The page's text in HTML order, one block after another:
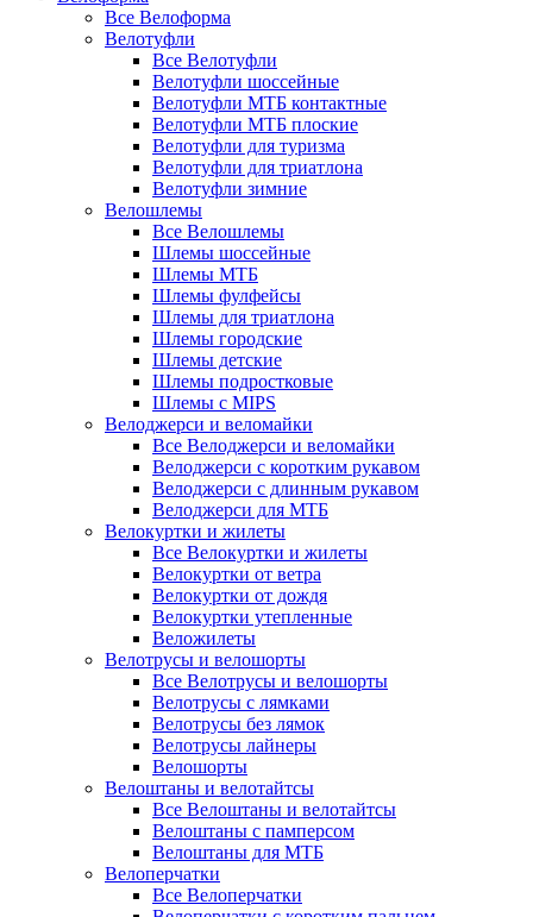
Все Велоформа
Велотуфли
Все Велотуфли
Велотуфли шоссейные
Велотуфли МТБ контактные
Велотуфли МТБ плоские
Велотуфли для туризма
Велотуфли для триатлона
Велотуфли зимние
Велошлемы
Все Велошлемы
Шлемы шоссейные
Шлемы МТБ
Шлемы фулфейсы
Шлемы для триатлона
Шлемы городские
Шлемы детские
Шлемы подростковые
Шлемы с MIPS
Велоджерси и веломайки
Все Велоджерси и веломайки
Велоджерси с коротким рукавом
Велоджерси с длинным рукавом
Велоджерси для МТБ
Велокуртки и жилеты
Все Велокуртки и жилеты
Велокуртки от ветра
Велокуртки от дождя
Велокуртки утепленные
Веложилеты
Велотрусы и велошорты
Все Велотрусы и велошорты
Велотрусы с лямками
Велотрусы без лямок
Велотрусы лайнеры
Велошорты
Велоштаны и велотайтсы
Все Велоштаны и велотайтсы
Велоштаны с памперсом
Велоштаны для МТБ
Велоперчатки
Все Велоперчатки